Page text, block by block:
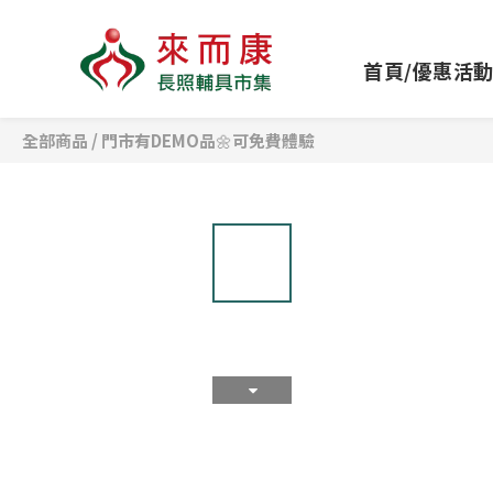
首頁/優惠活動
全部商品 /門市有DEMO品🌼可免費體驗